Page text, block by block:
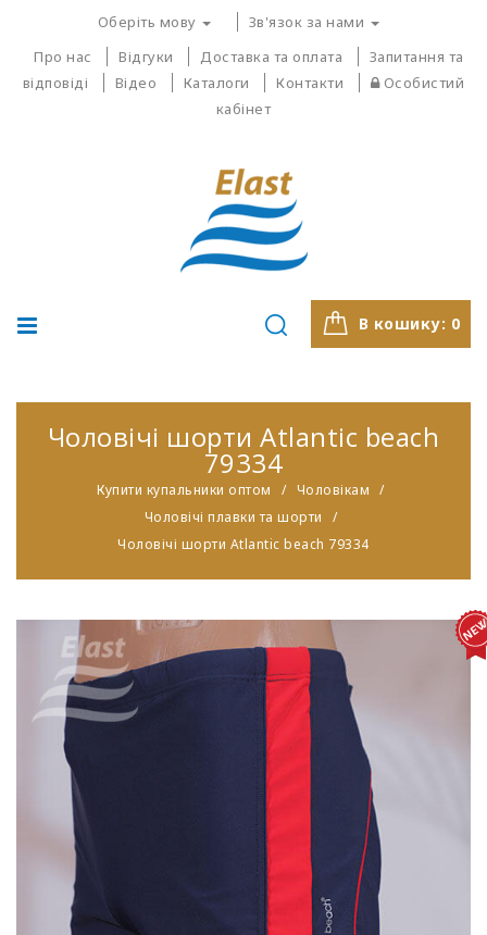
Оберіть мову
Зв'язок за нами
Про нас
Відгуки Доставка та оплата
Запитання та
відповіді
Відео Каталоги Контакти
Особистий
кабінет
В кошику: 0
Чоловічі шорти Atlantic beach
79334
Купити купальники оптом
Чоловікам
Чоловічі плавки та шорти
Чоловічі шорти Atlantic beach 79334